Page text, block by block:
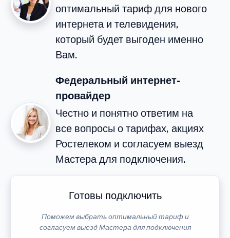
оптимальный тариф для нового
интернета и телевидения,
который будет выгоден именно
Вам.
Федеральный интернет-
провайдер
Честно и понятно ответим на
все вопросы о тарифах, акциях
Ростелеком и согласуем выезд
Мастера для подключения.
Готовы подключить
Поможем выбрать оптимальный тариф и
согласуем выезд Мастера для подключения